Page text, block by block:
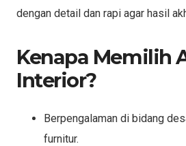
dengan detail dan rapi agar hasil
Kenapa Memilih
Interior?
Berpengalaman di bidang
furnitur.